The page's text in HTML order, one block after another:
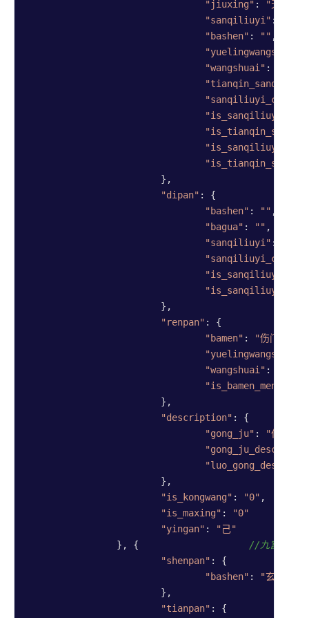
"jiuxing" : "天心"
"sanqiliuyi" :
"bashen" : "" ,
"yuelingwangshuai"
"wangshuai" :
"dipan" : {
"bashen" : "" ,
"bagua" : "" ,
"sanqiliuyi" :
"renpan" : {
"bamen" : "伤门"
"yuelingwangshuai"
"wangshuai" :
"is_bamen_menpo"
"description" : {
"gong_ju" : "伏吟局"
"gong_ju_desc"
"luo_gong_desc"
"is_kongwang" : "0" ,
"is_maxing" : "0"
"yingan" : "己"
		}, {
//九宫宫盘3
"shenpan" : {
"bashen" :
"玄武"
"tianpan" : {